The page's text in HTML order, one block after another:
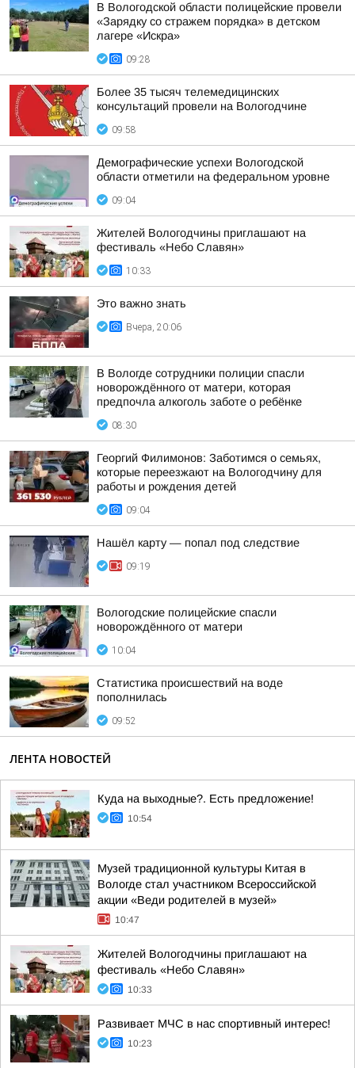
В Вологодской области полицейские провели
«Зарядку со стражем порядка» в детском
лагере «Искра»
09:28
Более 35 тысяч телемедицинских
консультаций провели на Вологодчине
09:58
Демографические успехи Вологодской
области отметили на федеральном уровне
09:04
Жителей Вологодчины приглашают на
фестиваль «Небо Славян»
10:33
Это важно знать
Вчера, 20:06
В Вологде сотрудники полиции спасли
новорождённого от матери, которая
предпочла алкоголь заботе о ребёнке
08:30
Георгий Филимонов: Заботимся о семьях,
которые переезжают на Вологодчину для
работы и рождения детей
09:04
Нашёл карту — попал под следствие
09:19
Вологодские полицейские спасли
новорождённого от матери
10:04
Статистика происшествий на воде
пополнилась
09:52
ЛЕНТА НОВОСТЕЙ
Куда на выходные?. Есть предложение!
10:54
Музей традиционной культуры Китая в
Вологде стал участником Всероссийской
акции «Веди родителей в музей»
10:47
Жителей Вологодчины приглашают на
фестиваль «Небо Славян»
10:33
Развивает МЧС в нас спортивный интерес!
10:23